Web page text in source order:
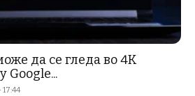
да се гледа во 4K
Google...